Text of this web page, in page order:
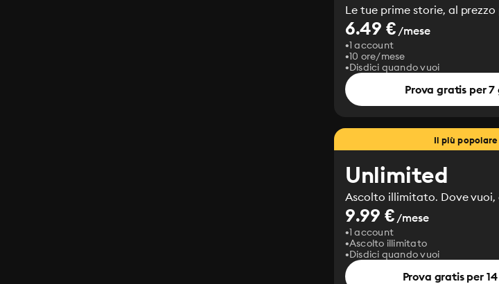
Le tue prime storie, al prezzo
6.49 €/mese
1 account
10 ore/mese
Disdici quando vuoi
Prova gratis per 7
Il più popolare
Unlimited
Ascolto illimitato. Dove vuoi,
9.99 €/mese
1 account
Ascolto illimitato
Disdici quando vuoi
Prova gratis per